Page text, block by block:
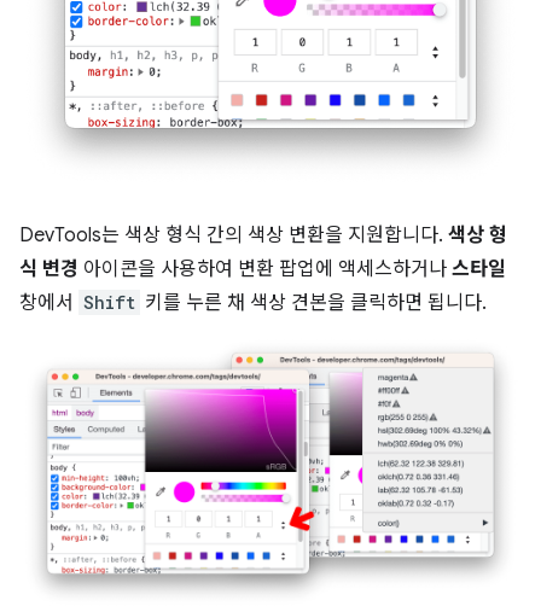
DevTools는 색상 형식 간의 색상 변환을 지원합니다. 색상 형
식 변경 아이콘을 사용하여 변환 팝업에 액세스하거나 스타일
창에서 Shift 키를 누른 채 색상 견본을 클릭하면 됩니다.